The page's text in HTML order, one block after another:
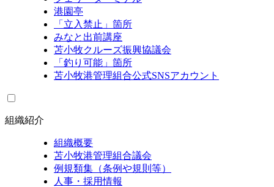
港園亭
「立入禁止」箇所
みなと出前講座
苫小牧クルーズ振興協議会
「釣り可能」箇所
苫小牧港管理組合公式SNSアカウント
組織紹介
組織概要
苫小牧港管理組合議会
例規類集（条例や規則等）
人事・採用情報